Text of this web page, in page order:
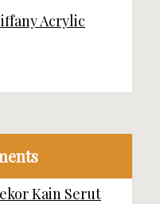
Acrylic
Kain Serut